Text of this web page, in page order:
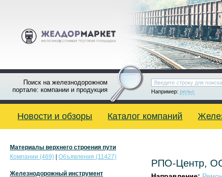
Поиск на железнодорожном
портале: компании и продукция
Например: рельс
Новости и обзоры Каталог компаний
РПО-Центр,
Материалы верхнего строения пути
Компании (469)
Объявления (11427)
Железнодорожный инструмент